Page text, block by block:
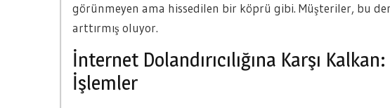
görünmeyen ama hissedilen bir köprü gibi. Müşteriler, bu
arttırmış oluyor.
İnternet Dolandırıcılığına Karşı
İşlemler